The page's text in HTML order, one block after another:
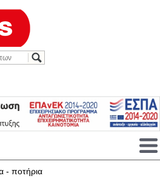
- ποτήρια